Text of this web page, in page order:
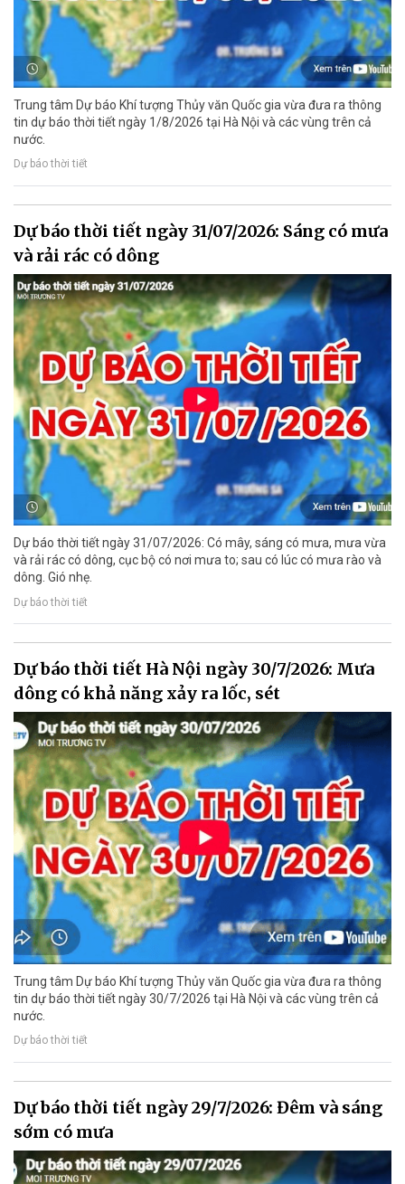
Trung tâm Dự báo Khí tượng Thủy văn Quốc gia vừa đưa ra thông
tin dự báo thời tiết ngày 1/8/2026 tại Hà Nội và các vùng trên cả
nước.
Dự báo thời tiết
Dự báo thời tiết ngày 31/07/2026: Sáng có mưa
và rải rác có dông
Dự báo thời tiết ngày 31/07/2026: Có mây, sáng có mưa, mưa vừa
và rải rác có dông, cục bộ có nơi mưa to; sau có lúc có mưa rào và
dông. Gió nhẹ.
Dự báo thời tiết
Dự báo thời tiết Hà Nội ngày 30/7/2026: Mưa
dông có khả năng xảy ra lốc, sét
Trung tâm Dự báo Khí tượng Thủy văn Quốc gia vừa đưa ra thông
tin dự báo thời tiết ngày 30/7/2026 tại Hà Nội và các vùng trên cả
nước.
Dự báo thời tiết
Dự báo thời tiết ngày 29/7/2026: Đêm và sáng
sớm có mưa